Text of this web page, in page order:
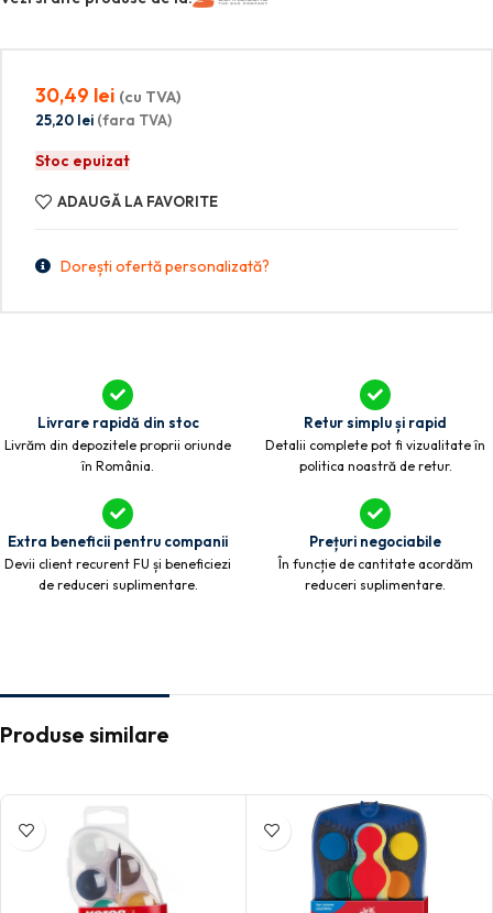
30,49 lei (cu TVA)
25,20 lei (fara TVA)
Stoc epuizat
ADAUGĂ LA FAVORITE
Dorești ofertă personalizată?
Livrare rapidă din stoc
Livrăm din depozitele proprii oriunde
în România.
Retur simplu și rapid
Detalii complete pot fi vizualitate în
politica noastră de retur.
Extra beneficii pentru companii
Devii client recurent FU și beneficiezi
de reduceri suplimentare.
Prețuri negociabile
În funcție de cantitate acordăm
reduceri suplimentare.
Produse similare